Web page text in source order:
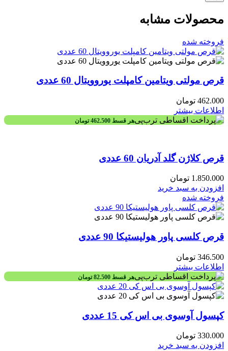
محصولات مشابه
فروخته شده
قرص مولتی ویتامین کامپلت یوروویتال 60 عددی
462.000 تومان
اطلاعات بیشتر
هر قسط 462.500 تومان
قرص کلاژن گلد آدریان 60 عددی
1.850.000 تومان
افزودن به سبد خرید
فروخته شده
قرص کلسی پاور هولیستیکا 90 عددی
346.500 تومان
اطلاعات بیشتر
هر قسط 82.500 تومان
کپسول آوسوی بی اس کی 15 عددی
330.000 تومان
افزودن به سبد خرید